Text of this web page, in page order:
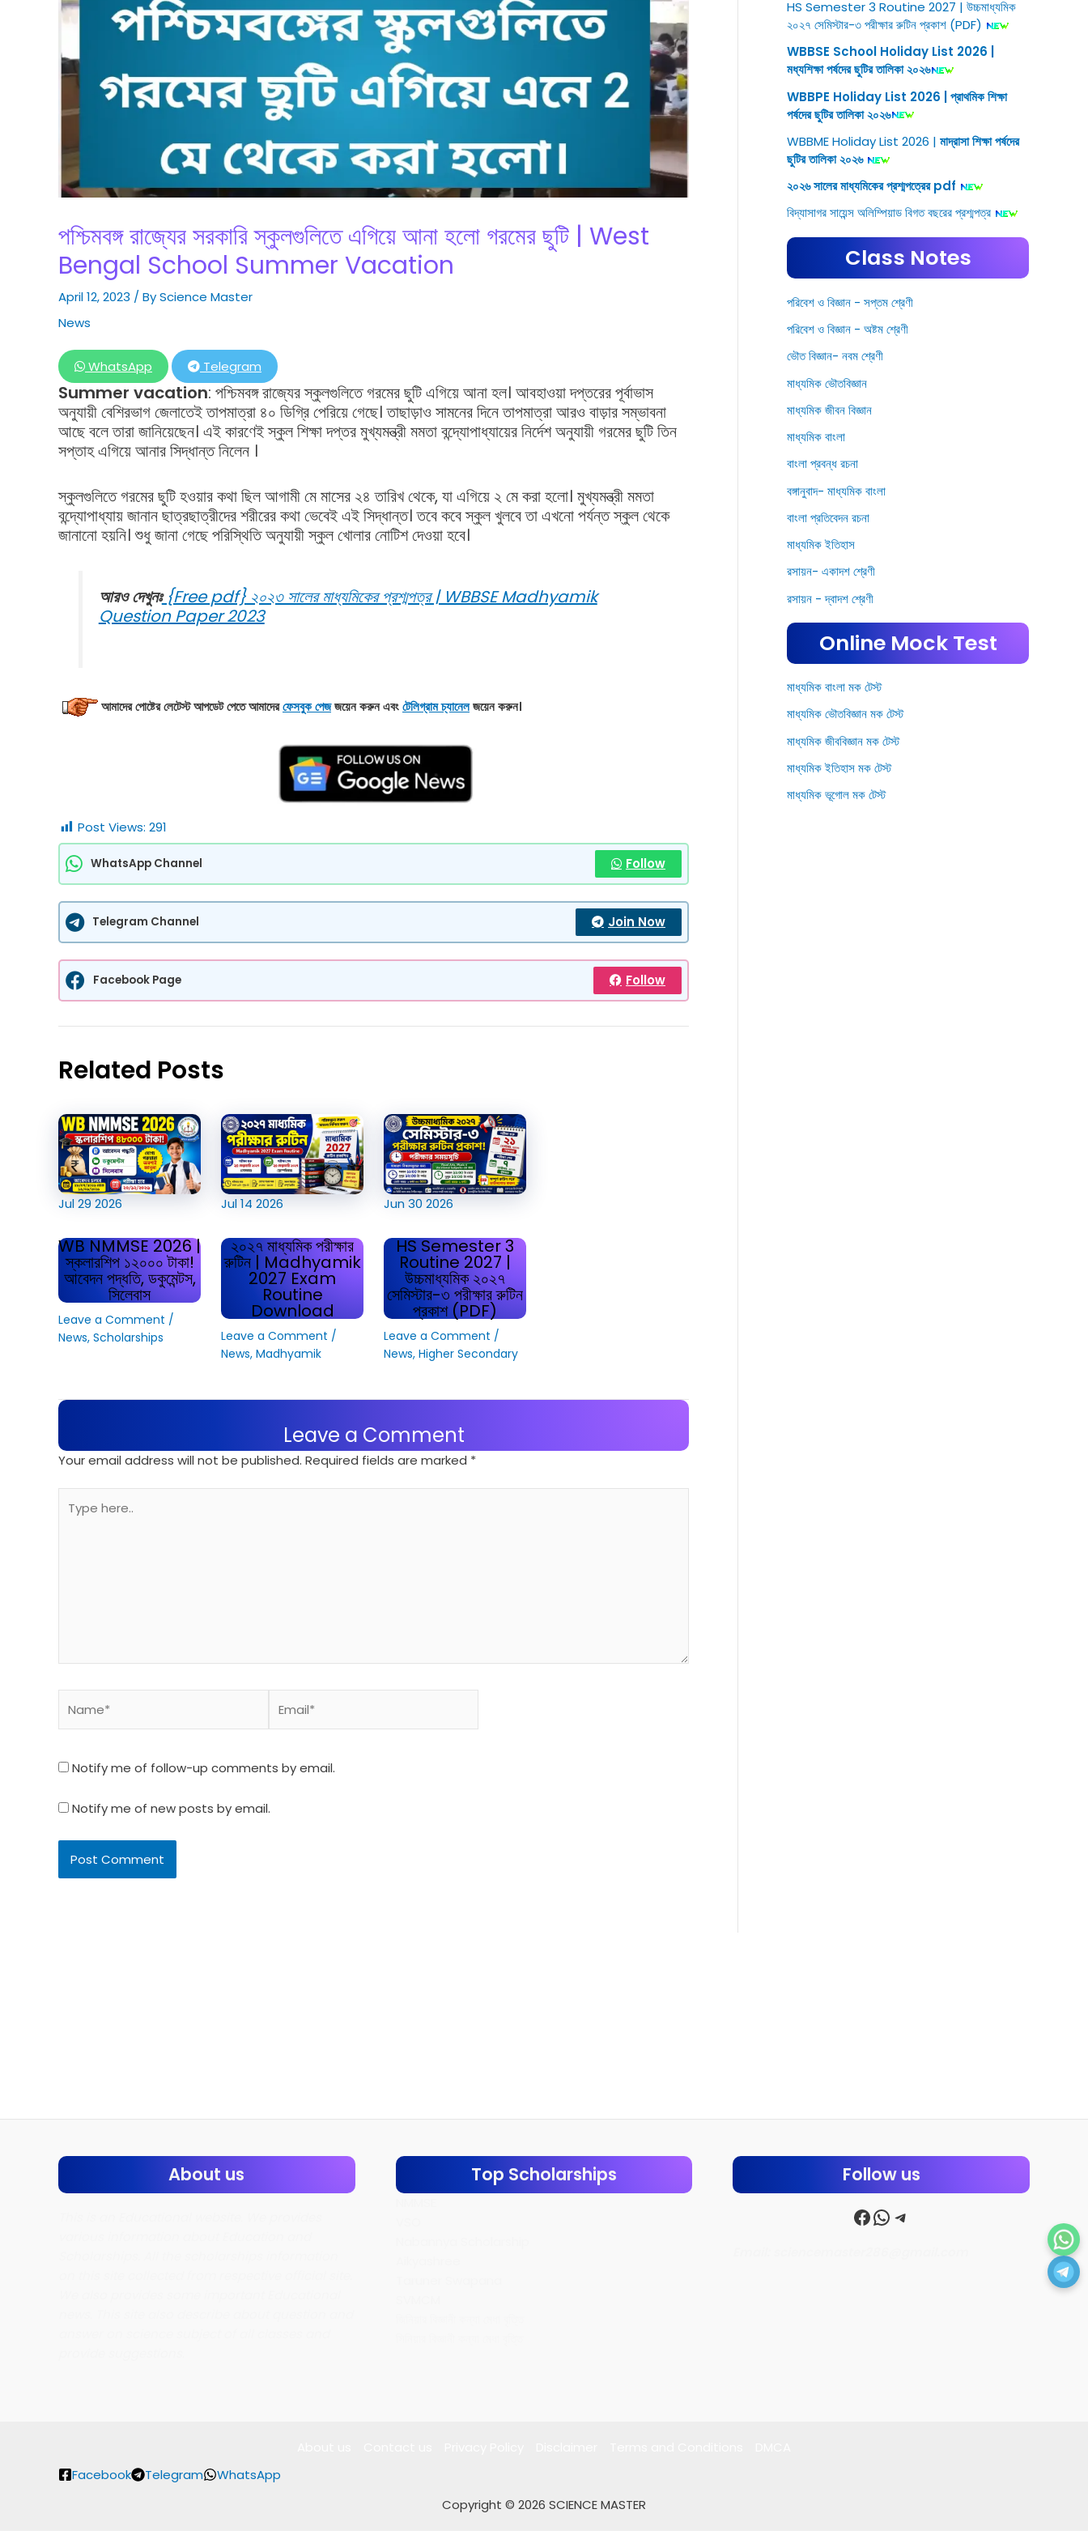
পশ্চিমবঙ্গ রাজ্যের সরকারি স্কুলগুলিতে এগিয়ে আনা হলো গরমের ছুটি | West
Bengal School Summer Vacation
April 12, 2023 / ByScience Master
News
WhatsApp Telegram
Summer vacation: পশ্চিমবঙ্গ রাজ্যের স্কুলগুলিতে গরমের ছুটি এগিয়ে আনা হল। আবহাওয়া দপ্তরের পূর্বাভাস
অনুযায়ী বেশিরভাগ জেলাতেই তাপমাত্রা ৪০ ডিগ্রি পেরিয়ে গেছে। তাছাড়াও সামনের দিনে তাপমাত্রা আরও বাড়ার সম্ভাবনা
আছে বলে তারা জানিয়েছেন। এই কারণেই স্কুল শিক্ষা দপ্তর মুখ্যমন্ত্রী মমতা বন্দ্যোপাধ্যায়ের নির্দেশ অনুযায়ী গরমের ছুটি তিন
সপ্তাহ এগিয়ে আনার সিদ্ধান্ত নিলেন ।
স্কুলগুলিতে গরমের ছুটি হওয়ার কথা ছিল আগামী মে মাসের ২৪ তারিখ থেকে, যা এগিয়ে ২ মে করা হলো। মুখ্যমন্ত্রী মমতা
বন্দ্যোপাধ্যায় জানান ছাত্রছাত্রীদের শরীরের কথা ভেবেই এই সিদ্ধান্ত। তবে কবে স্কুল খুলবে তা এখনো পর্যন্ত স্কুল থেকে
জানানো হয়নি। শুধু জানা গেছে পরিস্থিতি অনুযায়ী স্কুল খোলার নোটিশ দেওয়া হবে।
আরও দেখুনঃ{Free pdf} ২০২৩ সালের মাধ্যমিকের প্রশ্মপত্র | WBBSE Madhyamik
Question Paper 2023
আমাদের পোষ্টের লেটেস্ট আপডেটপেতে আমাদেরফেসবুক পেজজয়েন করুন এবংটেলিগ্রাম চ্যানেলজয়েন করুন।
Post Views: 291
WhatsApp Channel Follow
Telegram Channel Join Now
Facebook Page Follow
Related Posts
Jul292026
WB NMMSE 2026 |
স্কলারশিপ ১২০০০ টাকা!
আবেদন পদ্ধতি, ডকুমেন্টস,
সিলেবাস
Leave a Comment /
News, Scholarships
Jul14 2026
২০২৭ মাধ্যমিক পরীক্ষার
রুটিন | Madhyamik
2027 Exam
Routine
Download
Leave a Comment /
News, Madhyamik
Jun 302026
HS Semester 3
Routine 2027 |
উচ্চমাধ্যমিক ২০২৭
সেমিস্টার-৩ পরীক্ষার রুটিন
প্রকাশ (PDF)
Leave a Comment /
News, Higher Secondary
Leave a Comment
Your email address will not be published. Required fields are marked *
here..
Notify me of follow-up comments by email.
Notify me of new posts by email.
HS Semester 3 Routine 2027 | উচ্চমাধ্যমিক
২০২৭ সেমিস্টার-৩ পরীক্ষার রুটিন প্রকাশ (PDF)
WBBSE School Holiday List 2026 |
মধ্যশিক্ষা পর্ষদের ছুটির তালিকা ২০২৬
WBBPE Holiday List 2026 | প্রাথমিক শিক্ষা
পর্ষদের ছুটির তালিকা ২০২৬
WBBME Holiday List 2026 | মাদ্রাসা শিক্ষা পর্ষদের
ছুটির তালিকা ২০২৬
২০২৬ সালের মাধ্যমিকের প্রশ্মপত্রের pdf
বিদ্যাসাগর সায়েন্স অলিম্পিয়াড বিগত বছরের প্রশ্মপত্র
Class Notes
পরিবেশ ও বিজ্ঞান - সপ্তম শ্রেণী
পরিবেশ ও বিজ্ঞান - অষ্টম শ্রেণী
ভৌত বিজ্ঞান- নবম শ্রেণী
মাধ্যমিক ভৌতবিজ্ঞান
মাধ্যমিক জীবন বিজ্ঞান
মাধ্যমিক বাংলা
বাংলা প্রবন্ধ রচনা
বঙ্গানুবাদ- মাধ্যমিক বাংলা
বাংলা প্রতিবেদন রচনা
মাধ্যমিক ইতিহাস
রসায়ন- একাদশ শ্রেণী
রসায়ন - দ্বাদশ শ্রেণী
Online Mock Test
মাধ্যমিক বাংলা মক টেস্ট
মাধ্যমিক ভৌতবিজ্ঞান মক টেস্ট
মাধ্যমিক জীববিজ্ঞান মক টেস্ট
মাধ্যমিক ইতিহাস মক টেস্ট
মাধ্যমিক ভূগোল মক টেস্ট
About us Top Scholarships Follow us
Facebook
WhatsApp
Telegram
Facebook
Telegram
WhatsApp
Copyright © 2026 SCIENCE MASTER